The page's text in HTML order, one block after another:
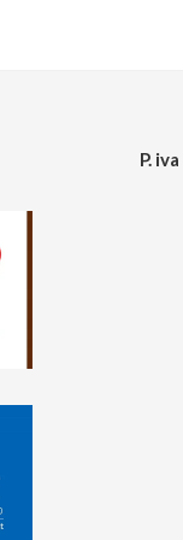
P. iva